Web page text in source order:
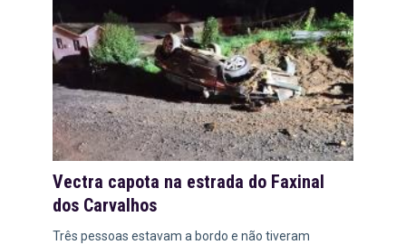
Vectra capota na estrada do Faxinal
dos Carvalhos
Três pessoas estavam a bordo e não tiveram